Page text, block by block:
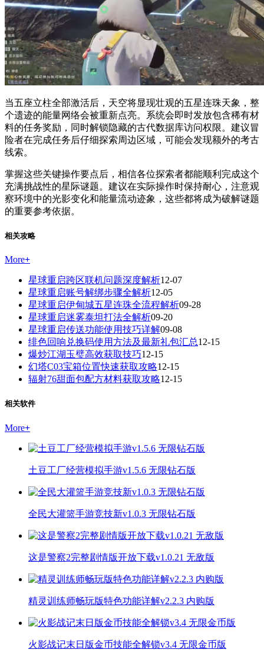
当五座立柱全部激活后，天空将显现壮观的五星连珠天象，整
个遗迹的能量网络会被重新点亮。系统会即时发放包含稀有材
料的任务奖励，同时解锁隐藏的古代数据库访问权限。建议冒
险者在完成任务后仔细探索周边区域，可能会发现额外的考古
线索。
掌握这些关键操作要点后，相信各位探索者都能顺利完成这个
充满挑战性的星际谜题。建议在实际操作时保持耐心，注意观
察环境中的光影变化和能量流动迹象，这些都将成为破解谜题
的重要参考依据。
相关攻略
More+
星球重启跨区联机问题深度解析12-07
星球重启账号解绑步骤全解析12-05
星球重启伊甸城五星连珠全流程解析09-28
星球重启迷雾泰坦打法全解析09-20
星球重启传送功能使用技巧详解09-08
绯色回响兑换码使用方法及最新礼包汇总12-15
爆炒江湖玉璧高效获取技巧12-15
幻塔C03宝箱位置快速获取攻略12-15
辐射76甜面包配方材料获取攻略12-15
相关软件
More+
土豆工厂经营模拟手游v1.5.6 无限钻石版
全民大灌篮手游竞技新v1.0.3 无限钻石版
这是警察2完整剧情版开放下载v1.0.21 无敌版
精灵训练师畅玩版特色功能详解v2.2.3 内购版
火影战记末日版金币技能全解锁v3.4 无限金币版